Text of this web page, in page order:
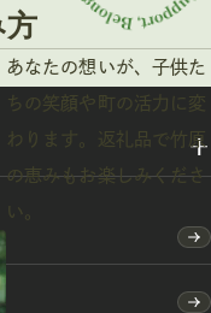
方
あなたの想いが、子供た
ちの笑顔や町の活力に変
わります。返礼品で竹原
の恵みもお楽しみくださ
い。